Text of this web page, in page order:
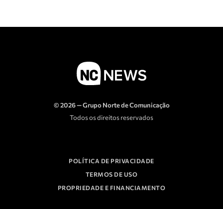
© 2026 — Grupo Norte de Comunicação
Todos os direitos reservados
POLÍTICA DE PRIVACIDADE
TERMOS DE USO
PROPRIEDADE E FINANCIAMENTO